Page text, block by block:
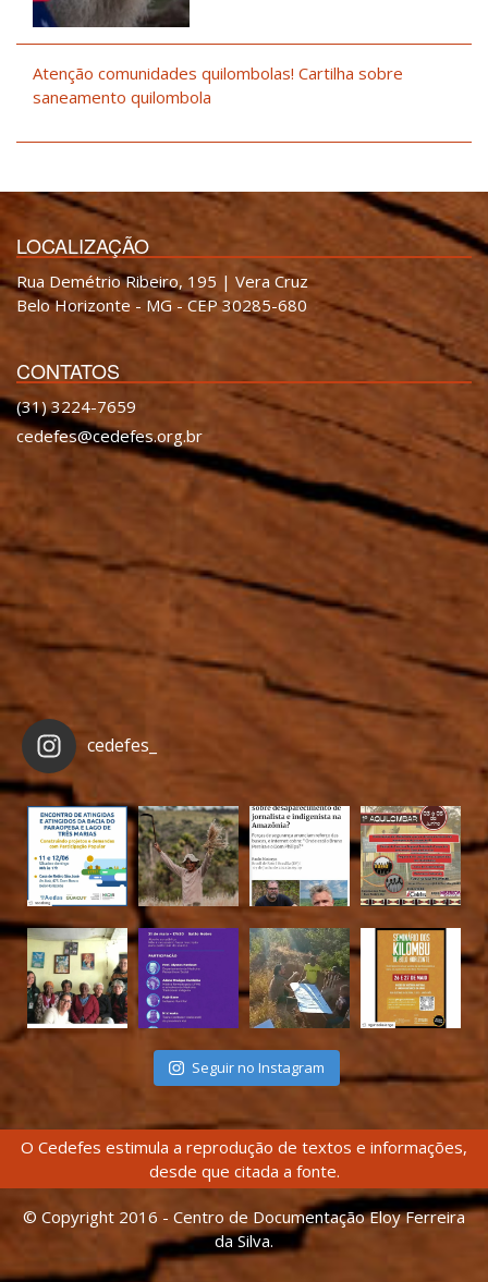
Atenção comunidades quilombolas! Cartilha sobre
saneamento quilombola
LOCALIZAÇÃO
Rua Demétrio Ribeiro, 195 | Vera Cruz
Belo Horizonte - MG - CEP 30285-680
CONTATOS
(31) 3224-7659
cedefes@cedefes.org.br
cedefes_
Seguir no Instagram
O Cedefes estimula a reprodução de textos e informações,
desde que citada a fonte.
© Copyright 2016 - Centro de Documentação Eloy Ferreira
da Silva.